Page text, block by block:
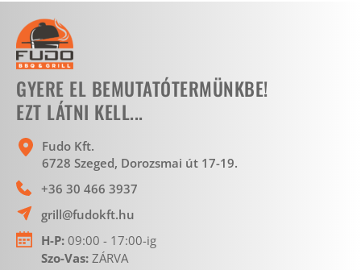
GYERE EL BEMUTATÓTERMÜNKBE!
EZT LÁTNI KELL...
Fudo Kft.
6728 Szeged, Dorozsmai út 17-19.
+36 30 466 3937
grill@fudokft.hu
H-P: 09:00 - 17:00-ig
Szo-Vas: ZÁRVA